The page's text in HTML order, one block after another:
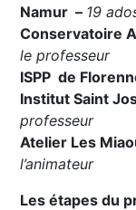
Namur – 19
Conservatoire
le professeur
ISPP de
Institut Saint
professeur
Atelier Les
l’animateur
Les étapes du